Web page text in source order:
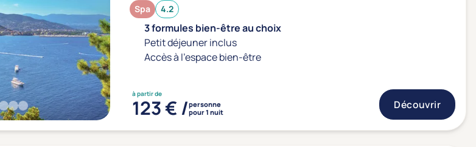
Spa 4.2
3 formules bien-être au choix
Petit déjeuner inclus
Accès à l'espace bien-être
à partir de
123 € /personne
pour 1 nuit
Découvrir